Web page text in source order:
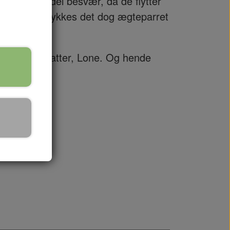
Til sidst lykkes det dog ægteparret
datter, Lone. Og hende